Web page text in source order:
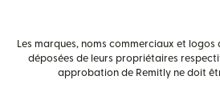
Les marques, noms commerciaux et
déposées de leurs propriétaires
approbation de Remitly ne doit